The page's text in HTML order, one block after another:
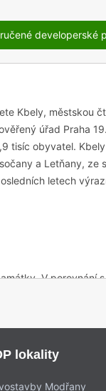
developerské
Kbely, městskou
úřad Praha
tisíc obyvatel.
a Letňany, ze
letech
V porovnání
Boleslavi. Proč
hrad. Čtyři z těchto
se staly
lokality
Modřany